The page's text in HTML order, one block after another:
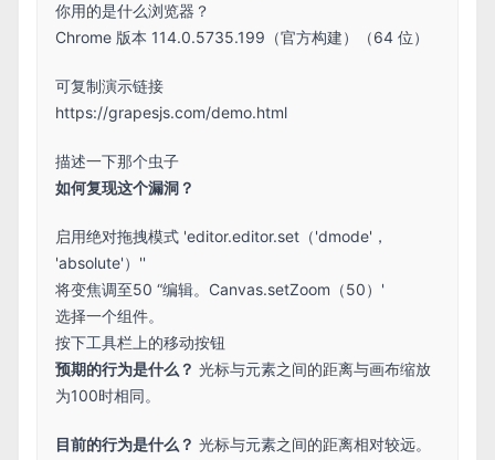
你用的是什么浏览器？
Chrome 版本 114.0.5735.199（官方构建）（64 位）
可复制演示链接
https://grapesjs.com/demo.html
描述一下那个虫子
如何复现这个漏洞？
启用绝对拖拽模式 'editor.editor.set（'dmode'，
'absolute'）''
将变焦调至50 “编辑。Canvas.setZoom（50）'
选择一个组件。
按下工具栏上的移动按钮
预期的行为是什么？ 光标与元素之间的距离与画布缩放
为100时相同。
目前的行为是什么？ 光标与元素之间的距离相对较远。